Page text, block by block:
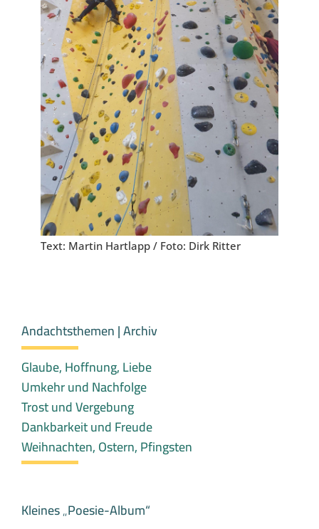
Text: Martin Hartlapp / Foto: Dirk Ritter
Andachtsthemen | Archiv
Glaube, Hoffnung, Liebe
Umkehr und Nachfolge
Trost und Vergebung
Dankbarkeit und Freude
Weihnachten, Ostern, Pfingsten
Kleines „Poesie-Album“